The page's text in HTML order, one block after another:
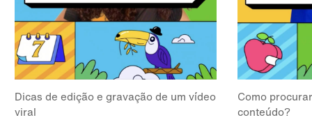
Dicas de edição e gravação de um vídeo
viral
Como
conteúdo?